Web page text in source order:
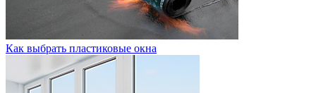
Как выбрать пластиковые окна